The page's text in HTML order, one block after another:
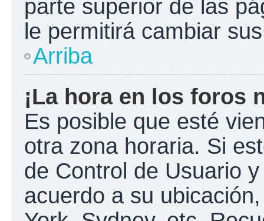
parte superior de las
le permitirá cambiar
Arriba
¡La hora en los foros
Es posible que esté
otra zona horaria. Si
de Control de Usuario
acuerdo a su